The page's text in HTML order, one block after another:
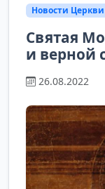
Новости Церкви
Святая
и верной
26.08.2022